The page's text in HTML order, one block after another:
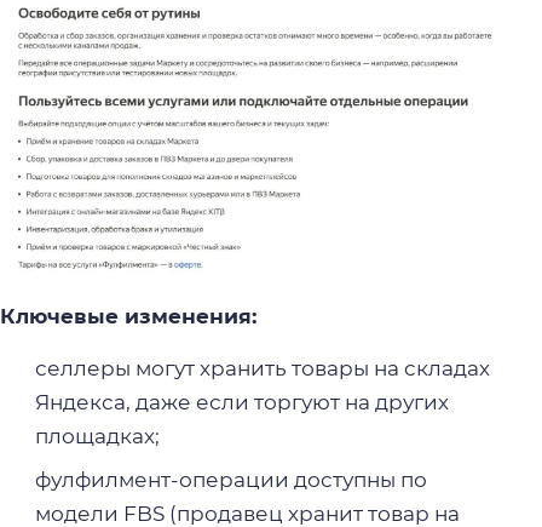
Ключевые изменения:
селлеры могут хранить товары на складах
Яндекса, даже если торгуют на других
площадках;
фулфилмент-операции доступны по
модели FBS (продавец хранит товар на